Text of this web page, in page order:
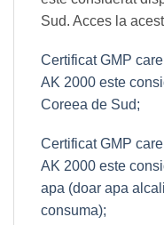
Sud. Acces la
Certificat GMP
AK 2000 este
Coreea de Sud;
Certificat GMP
AK 2000 este
apa (doar apa
consuma);